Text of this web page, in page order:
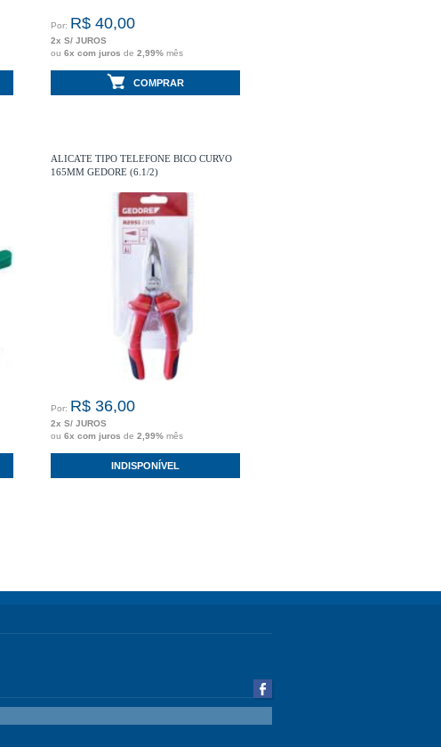
Por: R$ 40,00
2x S/ JUROS
ou 6x com juros de 2,99% mês
COMPRAR
ALICATE TIPO TELEFONE BICO CURVO
165MM GEDORE (6.1/2)
Por: R$ 36,00
2x S/ JUROS
ou 6x com juros de 2,99% mês
INDISPONÍVEL